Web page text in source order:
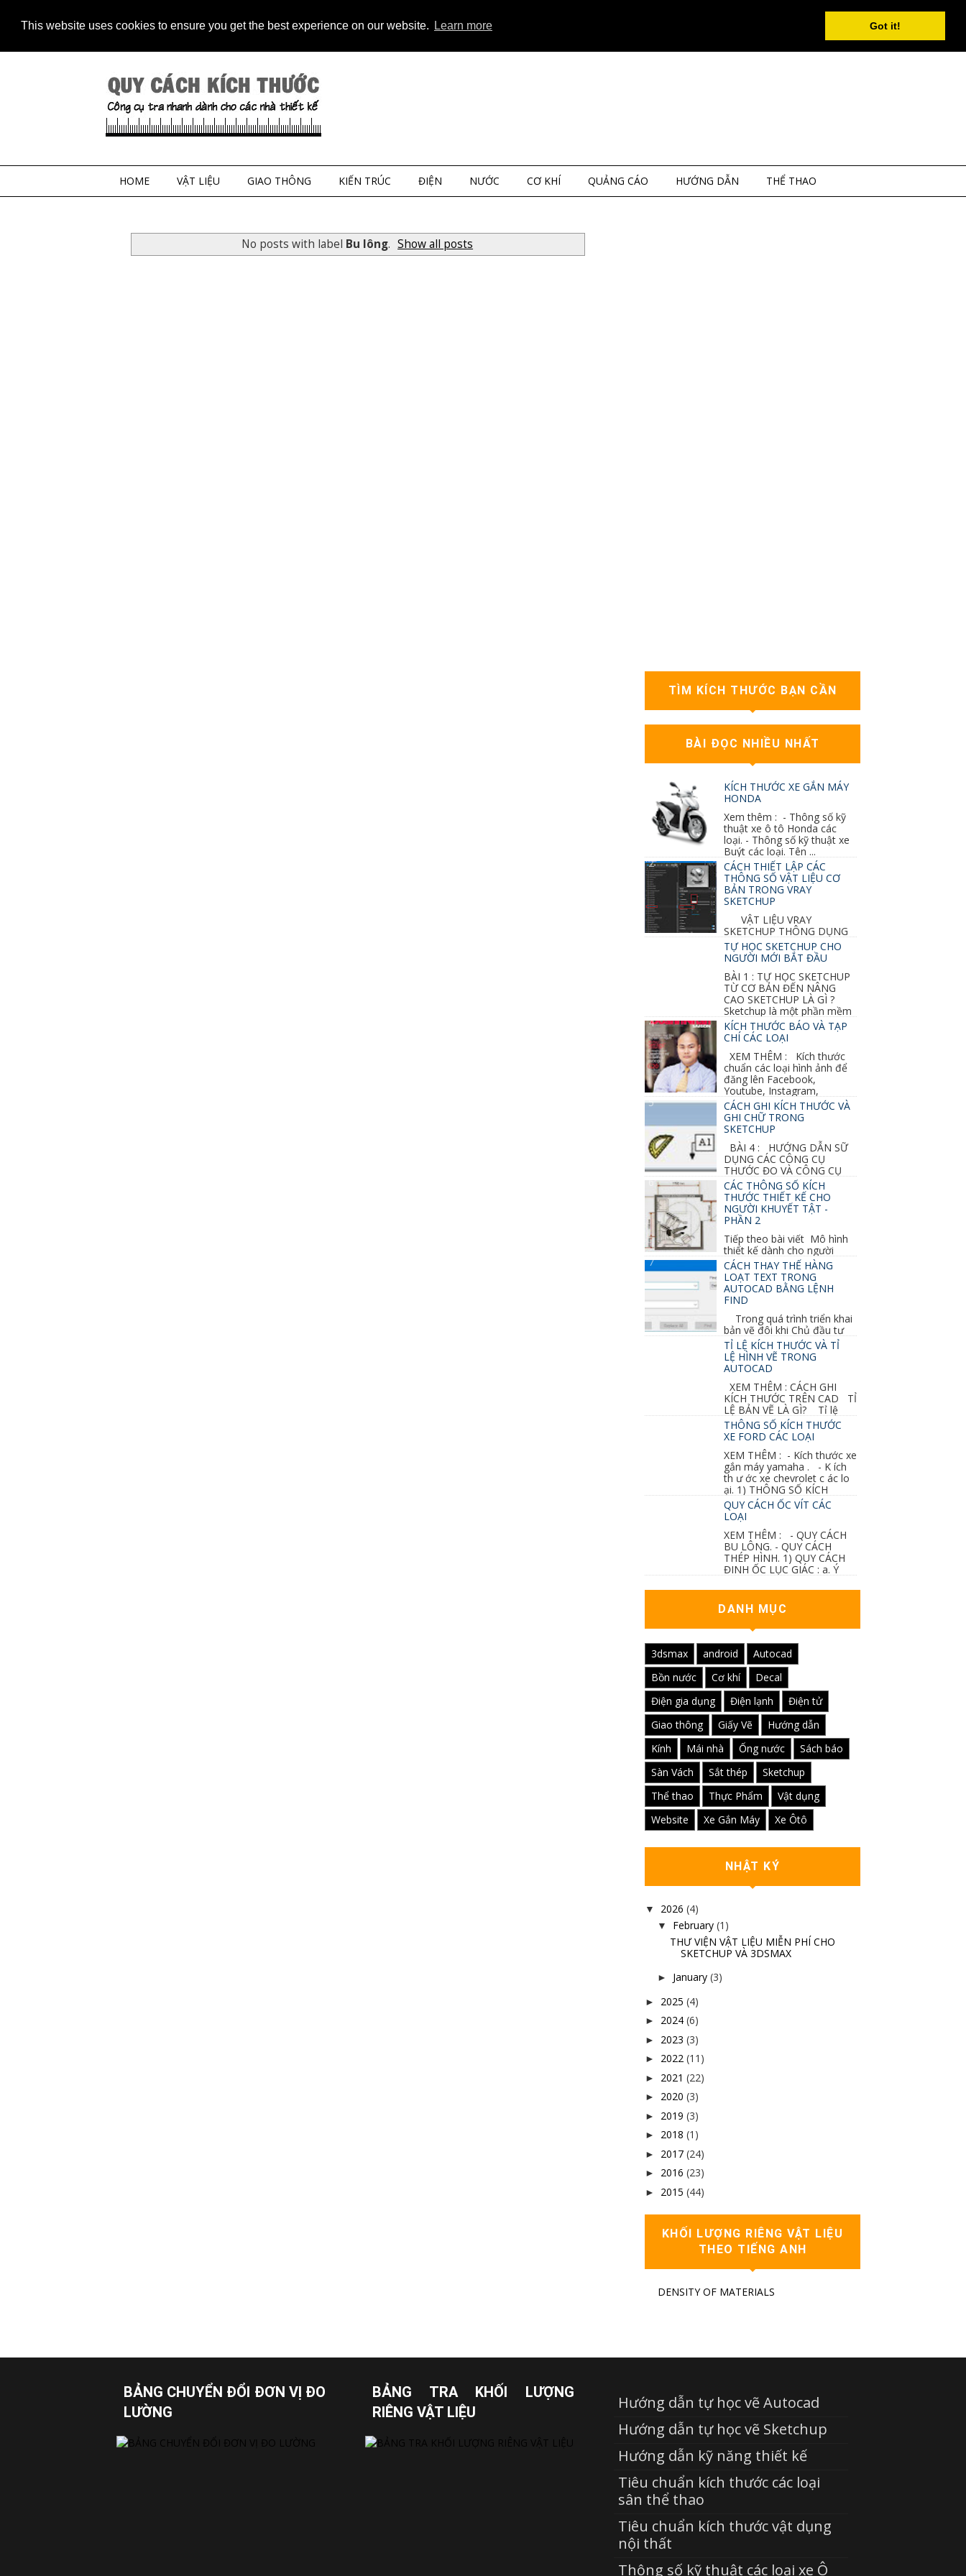
This website uses cookies to ensure you get the best experience on our website. Learn more Got it!
HOME VẬT LIỆU GIAO THÔNG KIẾN TRÚC ĐIỆN NƯỚC CƠ KHÍ QUẢNG CÁO HƯỚNG DẪN THỂ THAO
No posts with label Bu lông. Show all posts
TÌM KÍCH THƯỚC BẠN CẦN
BÀI ĐỌC NHIỀU NHẤT
KÍCH THƯỚC XE GẮN MÁY
HONDA
Xem thêm : - Thông số kỹ
thuật xe ô tô Honda các
loại. - Thông số kỹ thuật xe
Buýt các loại. Tên ...
CÁCH THIẾT LẬP CÁC
THÔNG SỐ VẬT LIỆU CƠ
BẢN TRONG VRAY
SKETCHUP
VẬT LIỆU VRAY
SKETCHUP THÔNG DỤNG
NHẤT 1. VẬT LIỆU VRAY INOX BÓNG: ●
Diffuse : đen ● Reflection color ...
TỰ HỌC SKETCHUP CHO
NGƯỜI MỚI BẮT ĐẦU
BÀI 1 : TỰ HỌC SKETCHUP
TỪ CƠ BẢN ĐẾN NÂNG
CAO SKETCHUP LÀ GÌ ?
Sketchup là một phần mềm
vẽ 3d của Google, nó khá dễ sữ...
KÍCH THƯỚC BÁO VÀ TẠP
CHÍ CÁC LOẠI
XEM THÊM : Kích thước
chuẩn các loại hình ảnh để
đăng lên Facebook,
Youtube, Instagram,
Linkedin, Pinterest...CÁCH GHI KÍCH THƯỚC VÀ
GHI CHỮ TRONG
SKETCHUP
BÀI 4 : HƯỚNG DẪN SỮ
DỤNG CÁC CÔNG CỤ
THƯỚC ĐO VÀ CÔNG CỤ
GHI CHỮ 2D, 3D TRONG SKETCHUP Ở bài
học trước ta đã...
CÁC THÔNG SỐ KÍCH
THƯỚC THIẾT KẾ CHO
NGƯỜI KHUYẾT TẬT -
PHẦN 2
Tiếp theo bài viết Mô hình
thiết kế dành cho người
khuyết tật ở phần 1 chúng ta cùng tìm hiểu
thêm các vấn đề và...
CÁCH THAY THẾ HÀNG
LOẠT TEXT TRONG
AUTOCAD BẰNG LỆNH
FIND
Trong quá trình triển khai
bản vẽ đôi khi Chủ đầu tư
thay đổi thiết kế hoặc do bản vẽ mình ghi chú
TỈ LỆ KÍCH THƯỚC VÀ TỈ
LỆ HÌNH VẼ TRONG
AUTOCAD
XEM THÊM : CÁCH GHI
KÍCH THƯỚC TRÊN CAD TỈ
LỆ BẢN VẼ LÀ GÌ? Tỉ lệ
của hình vẽ trong bản vẽ thiết kế kiến trúc...
THÔNG SỐ KÍCH THƯỚC
XE FORD CÁC LOẠI
XEM THÊM : - Kích thước xe
gắn máy yamaha . - K ích
th ư ớc xe chevrolet c ác lo
ại. 1) THÔNG SỐ KÍCH
QUY CÁCH ỐC VÍT CÁC
LOẠI
XEM THÊM : - QUY CÁCH
BU LÔNG. - QUY CÁCH
THÉP HÌNH. 1) QUY CÁCH
ĐINH ỐC LỤC GIÁC : a. Ý
DANH MỤC
3dsmax android
Autocad
Bồn nước
Cơ khí
Decal
Điện gia dụng
Điện lạnh
Điện tử
Giao thông
Giấy Vẽ
Hướng dẫn
Kính
Mái nhà Ống nước
Sách báo
Sàn Vách
Sắt thép
Sketchup
Thể thao
Thực Phẩm
Vật dụng
Website
Xe Gắn Máy Xe Ôtô
NHẬT KÝ
▼ 2026 (4)
▼ February (1)
THƯ VIỆN VẬT LIỆU MIỄN PHÍ CHO
SKETCHUP VÀ 3DSMAX
► January (3)
► 2025 (4)
► 2024 (6)
► 2023 (3)
► 2022 (11)
► 2021 (22)
► 2020 (3)
► 2019 (3)
► 2018 (1)
► 2017 (24)
► 2016 (23)
► 2015 (44)
KHỐI LƯỢNG RIÊNG VẬT LIỆU
THEO TIẾNG ANH
DENSITY OF MATERIALS
BẢNG CHUYỂN ĐỔI ĐƠN VỊ ĐO
LƯỜNG
BẢNG TRA KHỐI LƯỢNG
RIÊNG VẬT LIỆU
Hướng dẫn tự học vẽ Autocad
Hướng dẫn tự học vẽ Sketchup
Hướng dẫn kỹ năng thiết kế
Tiêu chuẩn kích thước các loại
sân thể thao
Tiêu chuẩn kích thước vật dụng
nội thất
Thông số kỹ thuật các loại xe Ô